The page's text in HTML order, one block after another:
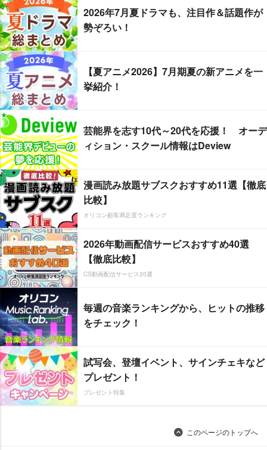
2026年7月夏ドラマも、注目作＆話題作が
勢ぞろい！
【夏アニメ2026】7月期夏の新アニメを一
挙紹介！
芸能界を志す10代～20代を応援！ オーデ
ィション・スクール情報はDeview
漫画読み放題サブスクおすすめ11選【徹底
比較】
オリコン顧客満足度ランキング
2026年動画配信サービスおすすめ40選
【徹底比較】
CS動画配信サービス20選
毎週の音楽ランキングから、ヒットの推移
をチェック！
試写会、登壇イベント、サインチェキなど
プレゼント！
プレゼント特集
このページのトップへ